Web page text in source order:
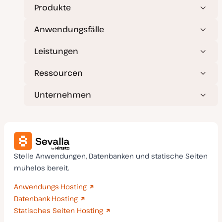
Produkte
Anwendungsfälle
Leistungen
Ressourcen
Unternehmen
Stelle Anwendungen, Datenbanken und statische Seiten
mühelos bereit.
Anwendungs-Hosting
Datenbank-Hosting
Statisches Seiten Hosting